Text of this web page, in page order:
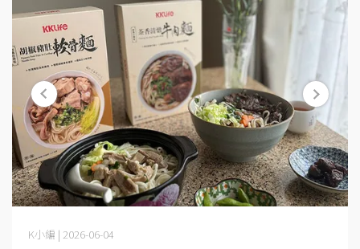
K小編 | 2026-06-04